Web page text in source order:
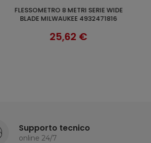
AGGIUNGI AL CARRELLO
FLESSOMETRO 8 METRI SERIE WIDE
BLADE MILWAUKEE 4932471816
25,62 €
Supporto tecnico
online 24/7